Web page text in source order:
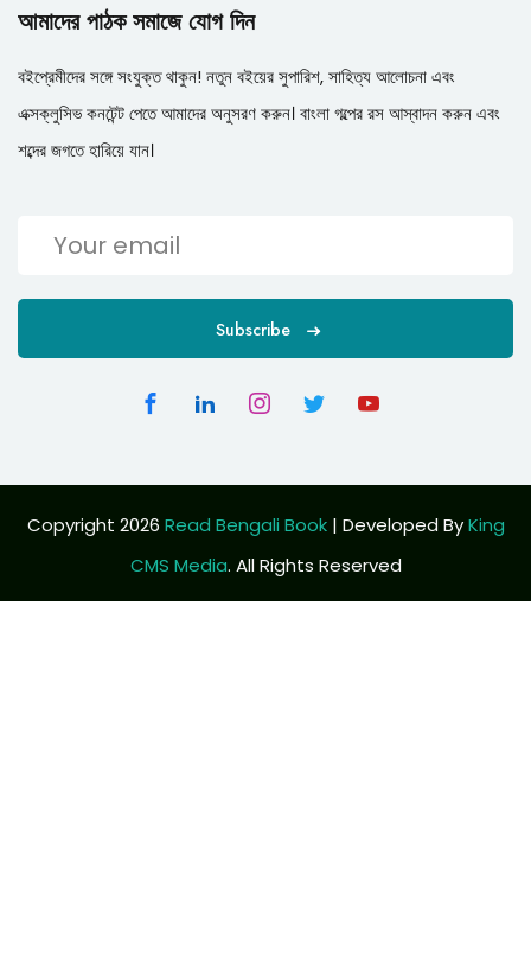
আমাদের পাঠক সমাজে যোগ দিন
বইপ্রেমীদের সঙ্গে সংযুক্ত থাকুন! নতুন বইয়ের সুপারিশ, সাহিত্য আলোচনা এবং
এক্সক্লুসিভ কনটেন্ট পেতে আমাদের অনুসরণ করুন। বাংলা গল্পের রস আস্বাদন করুন এবং
শব্দের জগতে হারিয়ে যান।
Subscribe
Copyright 2026 Read Bengali Book| Developed ByKing
CMS Media. All Rights Reserved